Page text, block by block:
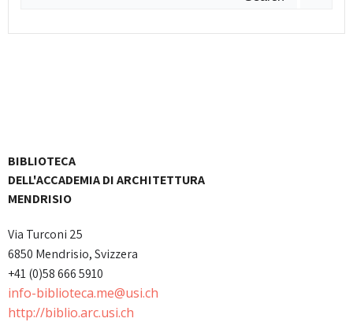
BIBLIOTECA
DELL'ACCADEMIA DI ARCHITETTURA
MENDRISIO
Via Turconi 25
6850 Mendrisio, Svizzera
+41 (0)58 666 5910
info-biblioteca.me@usi.ch
http://biblio.arc.usi.ch